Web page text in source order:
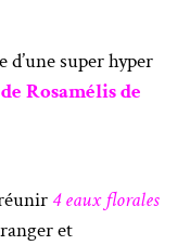
super hyper
Rosamélis de
4 eaux florales
et